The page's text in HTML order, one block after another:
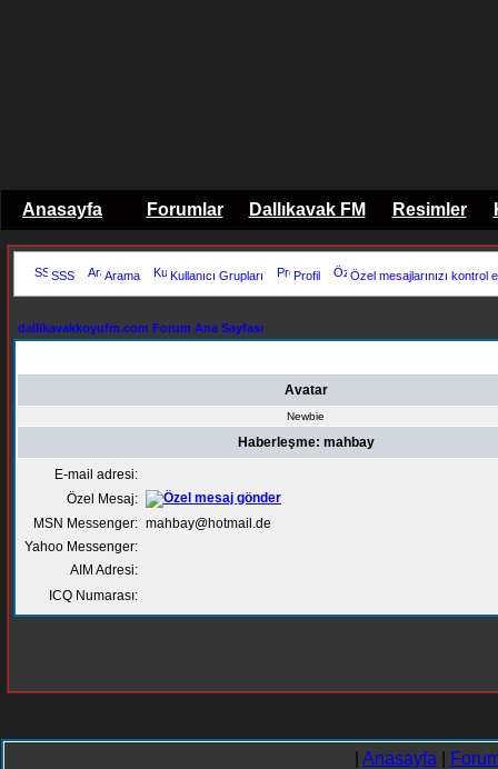
Anasayfa Forumlar Dallıkavak FM Resimler
SSS Arama Kullanıcı Grupları Profil Özel mesajlarınızı kontrol
dallikavakkoyufm.com Forum Ana Sayfası
Avatar
Newbie
Haberleşme: mahbay
E-mail adresi:
Özel Mesaj:
MSN Messenger: mahbay@hotmail.de
Yahoo Messenger:
AIM Adresi:
ICQ Numarası:
Anasayfa